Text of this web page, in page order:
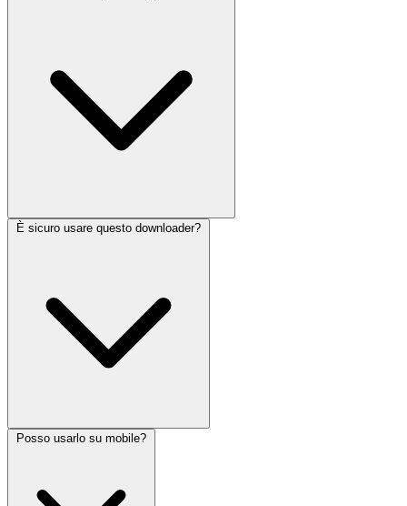
È sicuro usare questo downloader?
Posso usarlo su mobile?